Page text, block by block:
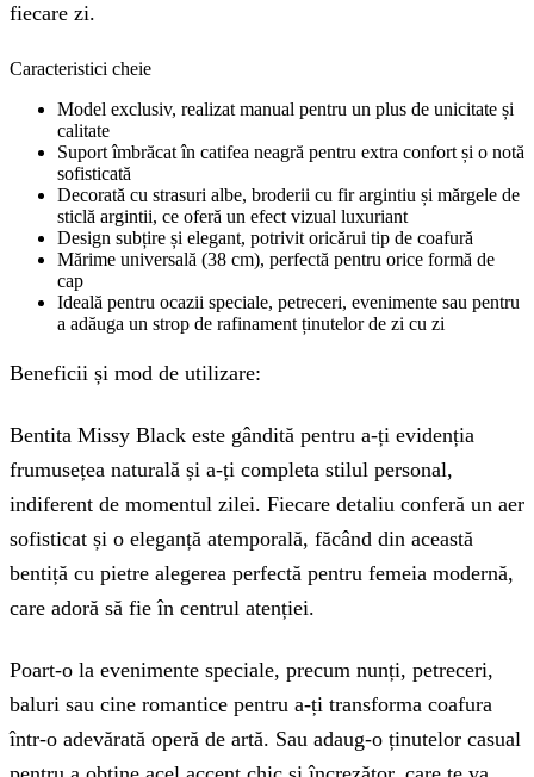
fiecare zi.
Caracteristici cheie
Model exclusiv, realizat manual pentru un plus de unicitate și
calitate
Suport îmbrăcat în catifea neagră pentru extra confort și o notă
sofisticată
Decorată cu strasuri albe, broderii cu fir argintiu și mărgele de
sticlă argintii, ce oferă un efect vizual luxuriant
Design subțire și elegant, potrivit oricărui tip de coafură
Mărime universală (38 cm), perfectă pentru orice formă de
cap
Ideală pentru ocazii speciale, petreceri, evenimente sau pentru
a adăuga un strop de rafinament ținutelor de zi cu zi
Beneficii și mod de utilizare:
Bentita Missy Black este gândită pentru a-ți evidenția
frumusețea naturală și a-ți completa stilul personal,
indiferent de momentul zilei. Fiecare detaliu conferă un aer
sofisticat și o eleganță atemporală, făcând din această
bentiță cu pietre alegerea perfectă pentru femeia modernă,
care adoră să fie în centrul atenției.
Poart-o la evenimente speciale, precum nunți, petreceri,
baluri sau cine romantice pentru a-ți transforma coafura
într-o adevărată operă de artă. Sau adaug-o ținutelor casual